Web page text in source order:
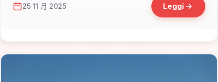
25 11 月 2025 Leggi